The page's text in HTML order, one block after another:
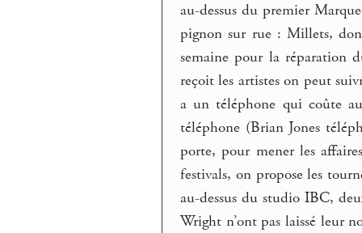
au-dessus du premier
pignon sur rue : Millets,
semaine pour la réparation
reçoit les artistes on peut
a un téléphone qui coûte
téléphone (Brian Jones
porte, pour mener les
festivals, on propose les
au-dessus du studio IBC,
Wright n’ont pas laissé leur